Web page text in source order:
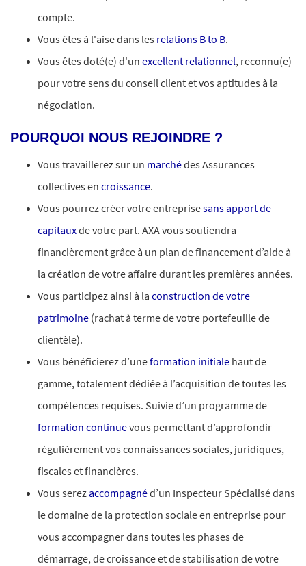
compte.
Vous êtes à l'aise dans les relations B to B.
Vous êtes doté(e) d'un excellent relationnel, reconnu(e)
pour votre sens du conseil client et vos aptitudes à la
négociation.
POURQUOI NOUS REJOINDRE ?
Vous travaillerez sur un marchédes Assurances
collectives en croissance.
Vous pourrez créer votre entreprisesans apport de
capitauxde votre part. AXA vous soutiendra
financièrement grâce à un plan de financement d’aide à
la création de votre affaire durant les premières années.
Vous participez ainsi à la construction de votre
patrimoine (rachat à terme de votre portefeuille de
clientèle).
Vous bénéficierez d’uneformation initiale haut de
gamme, totalement dédiée à l’acquisition de toutes les
compétences requises. Suivie d’un programme de
formation continuevous permettant d’approfondir
régulièrement vos connaissances sociales, juridiques,
fiscales et financières.
Vous serez accompagnéd’un Inspecteur Spécialisé dans
le domaine de la protection sociale en entreprise pour
vous accompagner dans toutes les phases de
démarrage, de croissance et de stabilisation de votre